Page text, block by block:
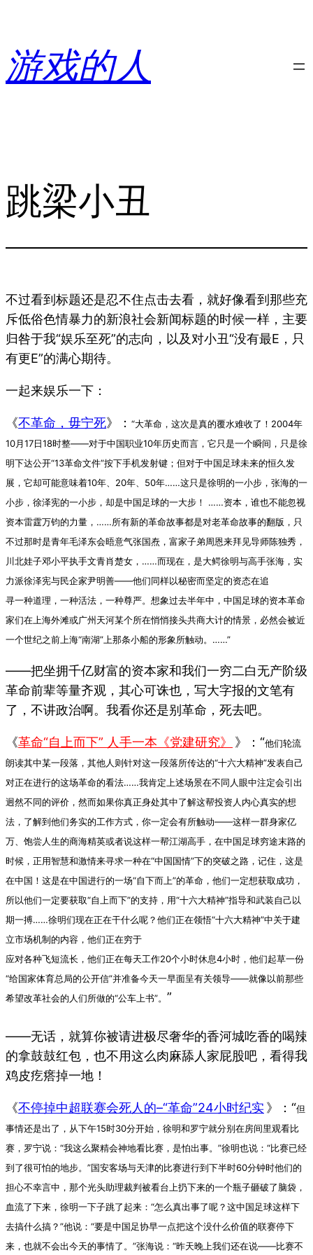
内
容
游戏的人
跳梁小丑
不过看到标题还是忍不住点击去看，就好像看到那些充
斥低俗色情暴力的新浪社会新闻标题的时候一样，主要
归咎于我“娱乐至死”的志向，以及对小丑“没有最E，只
有更E”的满心期待。
一起来娱乐一下：
《不革命，毋宁死》： “大革命，这次是真的覆水难收了！2004年
10月17日18时整——对于中国职业10年历史而言，它只是一个瞬间，只是徐
明下达公开“13革命文件”按下手机发射键；但对于中国足球未来的恒久发
展，它却可能意味着10年、20年、50年……这只是徐明的一小步，张海的一
小步，徐泽宪的一小步，却是中国足球的一大步！ ……资本，谁也不能忽视
资本雷霆万钧的力量，……所有新的革命故事都是对老革命故事的翻版，只
不过那时是青年毛泽东会晤意气张国焘，富家子弟周恩来拜见导师陈独秀，
川北娃子邓小平执手文青肖楚女，……而现在，是大鳄徐明与高手张海，实
力派徐泽宪与民企家尹明善——他们同样以秘密而坚定的资态在追
寻一种道理，一种活法，一种尊严。想象过去半年中，中国足球的资本革命
家们在上海外滩或广州天河某个所在悄悄接头共商大计的情景，必然会被近
一个世纪之前上海“南湖”上那条小船的形象所触动。……”
——把坐拥千亿财富的资本家和我们一穷二白无产阶级
革命前辈等量齐观，其心可诛也，写大字报的文笔有
了，不讲政治啊。我看你还是别革命，死去吧。
《革命“自上而下” 人手一本《党建研究》 》：“他们轮流
朗读其中某一段落，其他人则针对这一段落所传达的“十六大精神”发表自己
对正在进行的这场革命的看法……我肯定上述场景在不同人眼中注定会引出
迥然不同的评价，然而如果你真正身处其中了解这帮投资人内心真实的想
法，了解到他们务实的工作方式，你一定会有所触动——这样一群身家亿
万、饱尝人生的商海精英或者说这样一帮江湖高手，在中国足球穷途末路的
时候，正用智慧和激情来寻求一种在“中国国情”下的突破之路，记住，这是
在中国！这是在中国进行的一场“自下而上”的革命，他们一定想获取成功，
所以他们一定要获取“自上而下”的支持，用“十六大精神”指导和武装自己以
期一搏……徐明们现在正在干什么呢？他们正在领悟“十六大精神”中关于建
立市场机制的内容，他们正在穷于
应对各种飞短流长，他们正在每天工作20个小时休息4小时，他们起草一份
“给国家体育总局的公开信”并准备今天一早面呈有关领导——就像以前那些
希望改革社会的人们所做的“公车上书”。 ”
——无话，就算你被请进极尽奢华的香河城吃香的喝辣
的拿鼓鼓红包，也不用这么肉麻舔人家屁股吧，看得我
鸡皮疙瘩掉一地！
《不停掉中超联赛会死人的–“革命”24小时纪实 》：“但
事情还是出了，从下午15时30分开始，徐明和罗宁就分别在房间里观看比
赛，罗宁说：“我这么聚精会神地看比赛，是怕出事。”徐明也说：“比赛已经
到了很可怕的地步。”国安客场与天津的比赛进行到下半时60分钟时他们的
担心不幸言中，那个光头助理裁判被看台上扔下来的一个瓶子砸破了脑袋，
血流了下来，徐明一下子跳了起来：“怎么真出事了呢？这中国足球这样下
去搞什么搞？”他说：“要是中国足协早一点把这个没什么价值的联赛停下
来，也就不会出今天的事情了。”张海说：“昨天晚上我们还在说——比赛不